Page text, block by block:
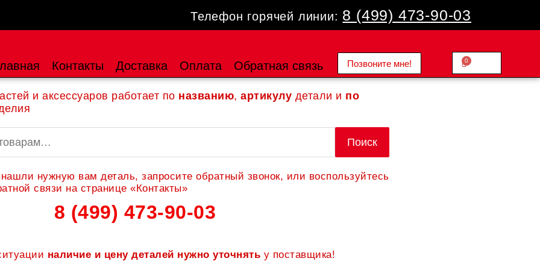
Телефон горячей линии: 8 (499) 473-90-03
Контакты Доставка Оплата Обратная связь Позвоните мне! 0.00
0
Cart
и аксессуаров работает по названию, артикулу детали и по
Поиск
нужную вам деталь, запросите обратный звонок, или воспользуйтесь
связи на странице «Контакты»
8 (499) 473-90-03
наличие и цену деталей нужно уточнять у поставщика!